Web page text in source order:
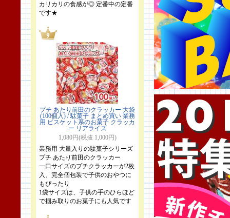
カリカリの食感が◎ 定番中の定番
です★
プチ あたり前田のクラッカー 大袋
(100個入) / 駄菓子 まとめ買い 業務
用 ビスケット系のお菓子 クラッカ
ー リアライズ
1,080円(税抜 1,000円)
業務用 大量入りの駄菓子シリーズ
プチ あたり前田のクラッカー
一口サイズのプチクラッカーが2枚
入、完全個包装で子供のおやつに
もぴったり
1袋サイズは、子供の手のひらほど
で掴み取りのお菓子にも人気です